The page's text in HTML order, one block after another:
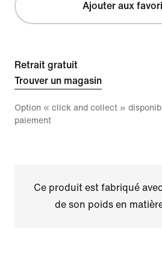
Ajouter aux
Retrait gratuit
Trouver un magasin
Option « click and collect »
paiement
Ce produit est fabriqué
de son poids en